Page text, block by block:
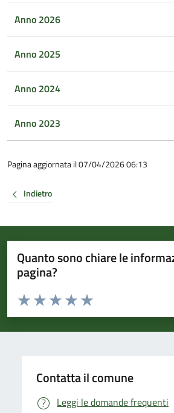
Anno 2026
Anno 2025
Anno 2024
Anno 2023
Pagina aggiornata il 07/04/2026 06:13
Indietro
Quanto sono chiare le
pagina?
Valuta da 1 a 5 stelle la pagina
Valuta 5 stelle su 5
Valuta 4 stelle su 5
Valuta 3 stelle su 5
Valuta 2 stelle su 5
Valuta 1 stelle su 5
Contatta il comune
Leggi le domande frequenti